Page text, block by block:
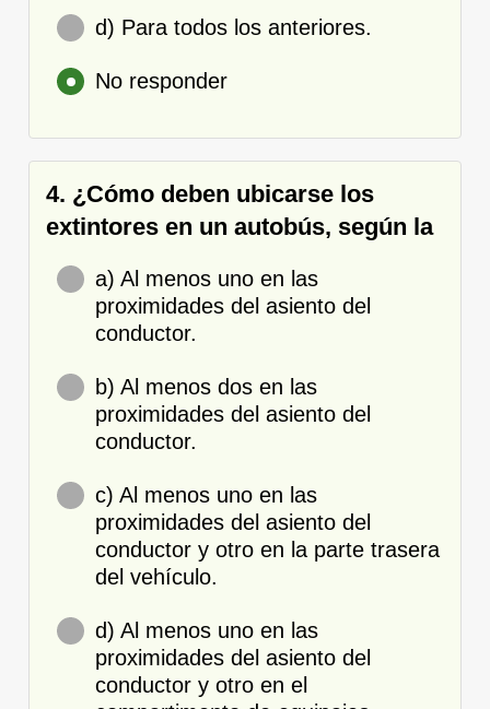
d) Para todos los anteriores.
No responder
4. ¿Cómo deben ubicarse los
extintores en un autobús, según la
a) Al menos uno en las
proximidades del asiento del
conductor.
b) Al menos dos en las
proximidades del asiento del
conductor.
c) Al menos uno en las
proximidades del asiento del
conductor y otro en la parte trasera
del vehículo.
d) Al menos uno en las
proximidades del asiento del
conductor y otro en el